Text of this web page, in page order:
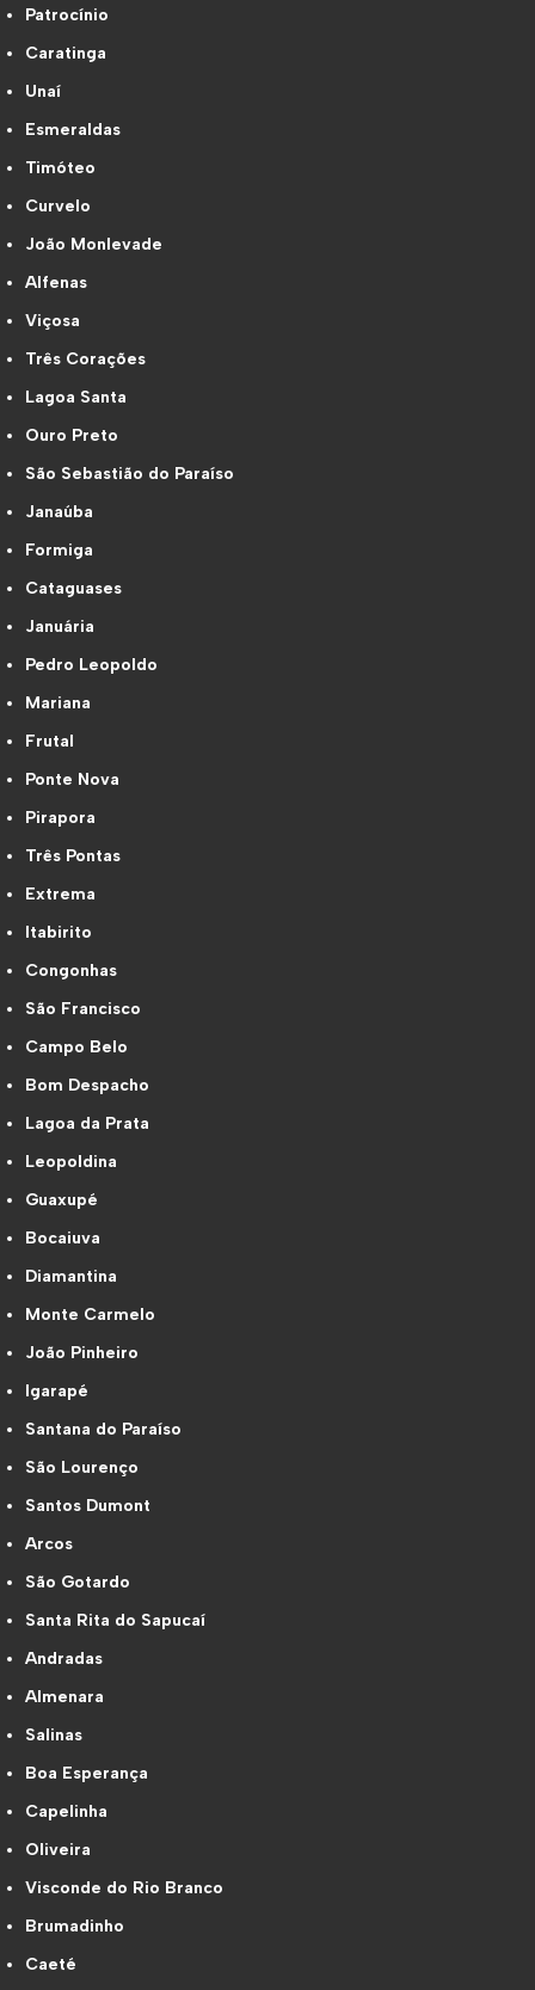
Patrocínio
Caratinga
Unaí
Esmeraldas
Timóteo
Curvelo
João Monlevade
Alfenas
Viçosa
Três Corações
Lagoa Santa
Ouro Preto
São Sebastião do Paraíso
Janaúba
Formiga
Cataguases
Januária
Pedro Leopoldo
Mariana
Frutal
Ponte Nova
Pirapora
Três Pontas
Extrema
Itabirito
Congonhas
São Francisco
Campo Belo
Bom Despacho
Lagoa da Prata
Leopoldina
Guaxupé
Bocaiuva
Diamantina
Monte Carmelo
João Pinheiro
Igarapé
Santana do Paraíso
São Lourenço
Santos Dumont
Arcos
São Gotardo
Santa Rita do Sapucaí
Andradas
Almenara
Salinas
Boa Esperança
Capelinha
Oliveira
Visconde do Rio Branco
Brumadinho
Caeté